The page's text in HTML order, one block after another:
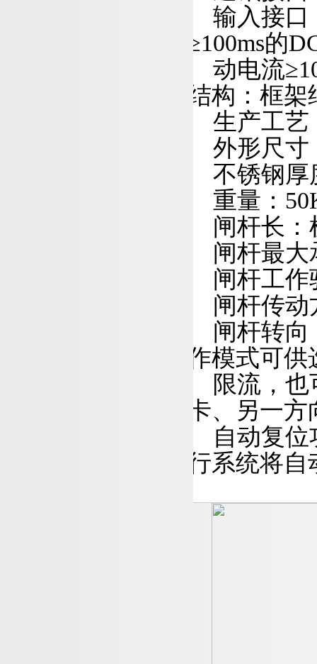
输入接口
≥100ms的
动电流≥
结构：框架
生产工艺
外形尺寸
不锈钢厚
重量： 5
闸杆长：
闸杆最大
闸杆工作
闸杆传
闸杆转
作模式可
限流，
卡、另一
自动复
行系统将